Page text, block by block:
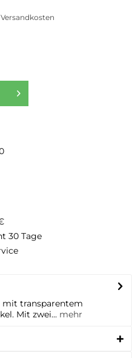
30 Tage
mit transparentem
Mit zwei... mehr